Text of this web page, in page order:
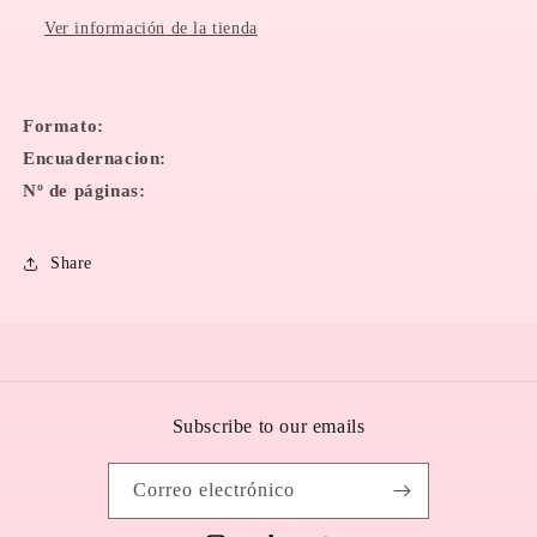
Ver información de la tienda
Formato:
Encuadernacion:
Nº de páginas:
Share
Subscribe to our emails
Correo electrónico